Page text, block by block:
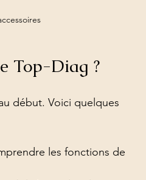
Top-Diag ?
début. Voici quelques
les fonctions de